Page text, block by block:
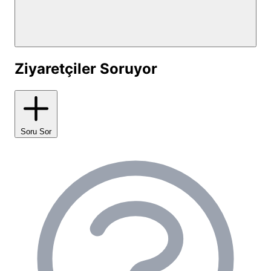
çok övgü alan konulardan biri olan tuvalet ve
banyolarımız, otel temizliğinde olup, 24 saat
sıcak suya erişim sağlamaktadır. Düzenli olarak
temizlenerek hijyen standartları en üst seviyede
tutulmaktadır.
Ortak Mutfak:
hazırlayabileceği, ocak ve yeterli buzdolabı
alanımız mevcuttur. Bulaşık yıkama alanı da temiz
ve kullanışlıdır.
Çamaşırhane:
Uzun süreli konaklamalar için
çamaşır makinesi ve kurutma makinesi
hizmetimiz bulunmaktadır.
İnternet Erişimi:
Tesis genelinde Wi-Fi bağlantısı
ile dijital dünyayla bağlantınız kesilmez.
Ziyaretçiler Soruyor
Soru Sor